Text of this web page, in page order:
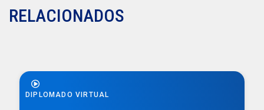
RELACIONADOS
DIPLOMADO VIRTUAL